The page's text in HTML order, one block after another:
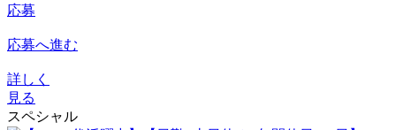
応募
応募へ進む
詳しく
見る
スペシャル